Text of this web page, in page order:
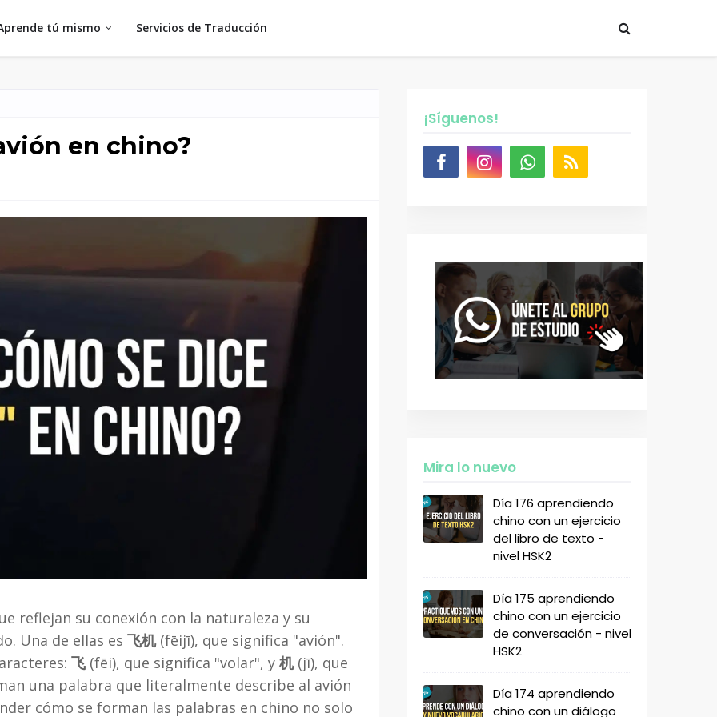
tú mismo Servicios de Traducción
en chino?
reflejan su conexión con la naturaleza y su
Una de ellas es 飞机(fēijī), que significa "avión".
飞 (fēi), que significa "volar", y 机(jī), que
una palabra que literalmente describe al avión
cómo se forman las palabras en chino no solo
¡Síguenos!
Mira lo nuevo
Día 176 aprendiendo
chino con un ejercicio
del libro de texto -
nivel HSK2
Día 175 aprendiendo
chino con un ejercicio
de conversación - nivel
HSK2
Día 174 aprendiendo
chino con un diálogo